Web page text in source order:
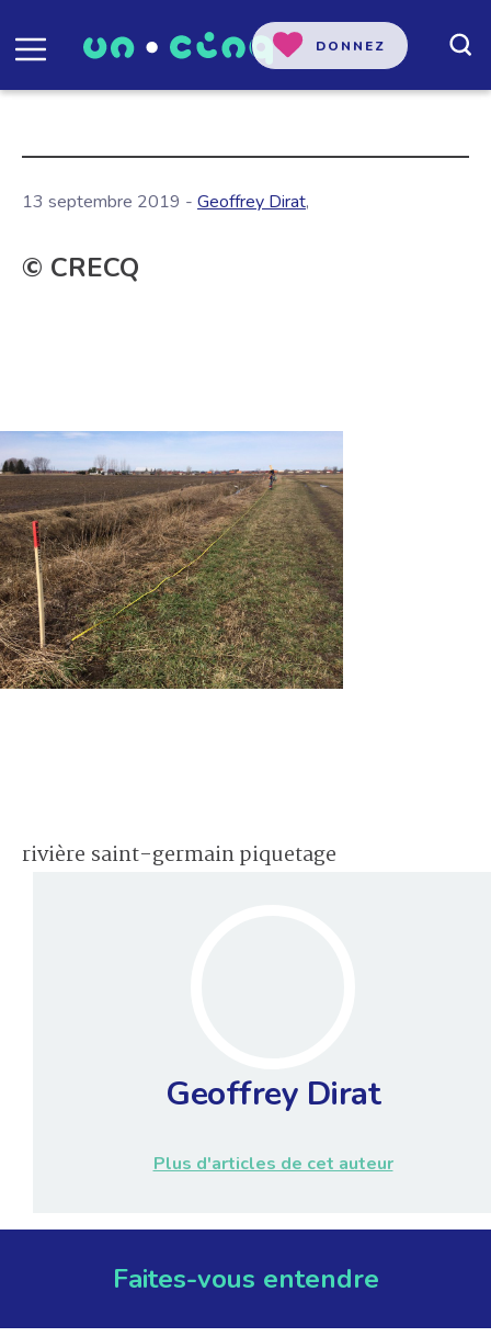
DONNEZ
13 septembre 2019 - Geoffrey Dirat,
© CRECQ
rivière saint-germain piquetage
Geoffrey Dirat
Plus d'articles de cet auteur
Faites-vous entendre